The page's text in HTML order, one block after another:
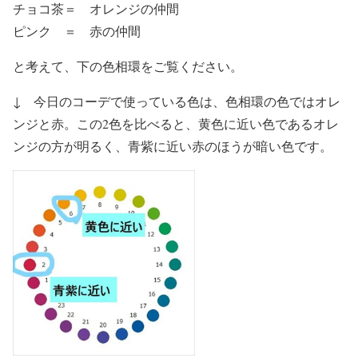
チョコ茶＝ オレンジの仲間
ピンク ＝ 赤の仲間
と考えて、下の色相環をご覧ください。
↓ 今日のコーデで使っている色は、色相環の色ではオレ
ンジと赤。この2色を比べると、黄色に近い色であるオレ
ンジの方が明るく、青紫に近い赤のほうが暗い色です。